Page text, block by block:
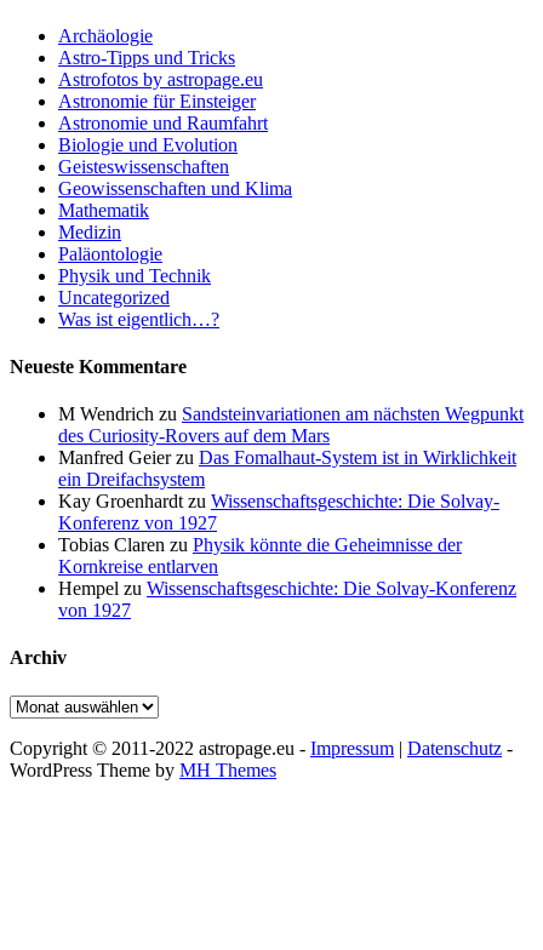
Archäologie
Astro-Tipps und Tricks
Astrofotos by astropage.eu
Astronomie für Einsteiger
Astronomie und Raumfahrt
Biologie und Evolution
Geisteswissenschaften
Geowissenschaften und Klima
Mathematik
Medizin
Paläontologie
Physik und Technik
Uncategorized
Was ist eigentlich…?
Neueste Kommentare
M Wendrich zu Sandsteinvariationen am nächsten Wegpunkt
des Curiosity-Rovers auf dem Mars
Manfred Geierzu Das Fomalhaut-System ist in Wirklichkeit
ein Dreifachsystem
Kay Groenhardt zu Wissenschaftsgeschichte: Die Solvay-
Konferenz von 1927
Tobias Claren zu Physik könnte die Geheimnisse der
Kornkreise entlarven
Hempel zu Wissenschaftsgeschichte: Die Solvay-Konferenz
von 1927
Archiv
Archiv
Copyright © 2011-2022 astropage.eu - Impressum | Datenschutz -
WordPress Theme by MH Themes